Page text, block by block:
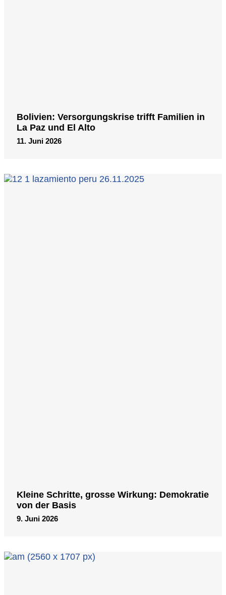
Bolivien: Versorgungskrise trifft Familien in
La Paz und El Alto
11. Juni 2026
Kleine Schritte, grosse Wirkung: Demokratie
von der Basis
9. Juni 2026